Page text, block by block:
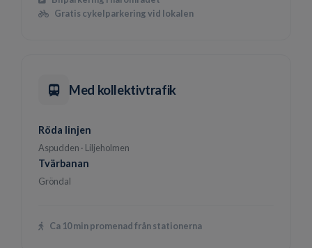
Gratis cykelparkering vid lokalen
Med kollektivtrafik
Röda linjen
Aspudden · Liljeholmen
Tvärbanan
Gröndal
Ca 10 min promenad från stationerna